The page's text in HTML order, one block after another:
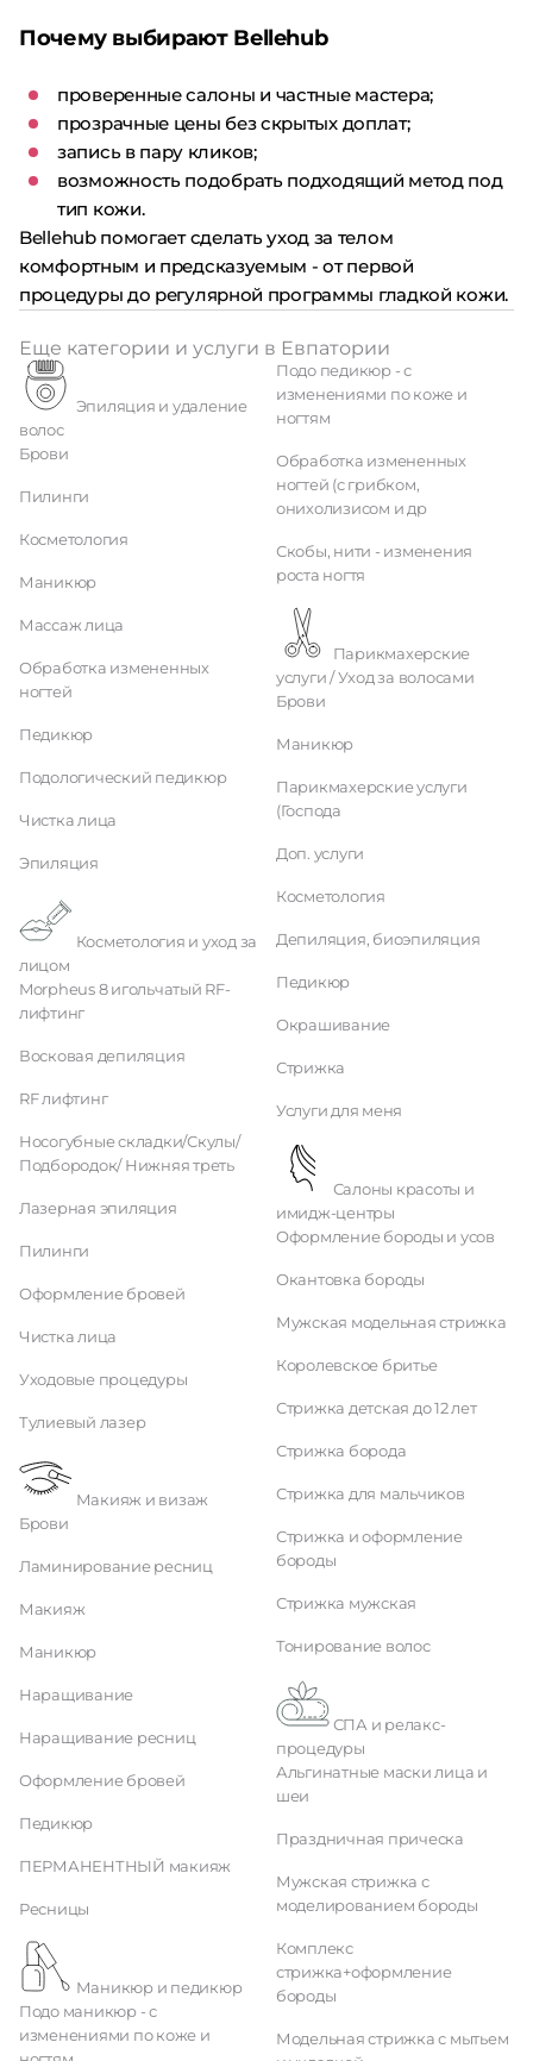
Почему выбирают Bellehub
проверенные салоны и частные мастера;
прозрачные цены без скрытых доплат;
запись в пару кликов;
возможность подобрать подходящий метод под
тип кожи.
Bellehub помогает сделать уход за телом
комфортным и предсказуемым - от первой
процедуры до регулярной программы гладкой кожи.
Еще категории и услуги в Евпатории
волос
Брови
Пилинги
Косметология
Маникюр
Массаж лица
Обработка измененных
ногтей
Педикюр
Подологический педикюр
Чистка лица
Эпиляция
лицом
Morpheus 8 игольчатый RF-
лифтинг
Восковая депиляция
RF лифтинг
Носогубные складки/Скулы/
Подбородок/ Нижняя треть
Лазерная эпиляция
Пилинги
Оформление бровей
Чистка лица
Уходовые процедуры
Тулиевый лазер
Макияж и визаж
Брови
Ламинирование ресниц
Макияж
Маникюр
Наращивание
Наращивание ресниц
Оформление бровей
Педикюр
ПЕРМАНЕНТНЫЙ макияж
Ресницы
Маникюр и педикюр
Подо маникюр - с
изменениями по коже и
Подо педикюр - с
изменениями по коже и
ногтям
Обработка измененных
ногтей (с грибком,
онихолизисом и др
Скобы, нити - изменения
роста ногтя
услуги / Уход за волосами
Брови
Маникюр
Парикмахерские услуги
(Господа
Доп. услуги
Косметология
Депиляция, биоэпиляция
Педикюр
Окрашивание
Стрижка
Услуги для меня
имидж-центры
Оформление бороды и усов
Окантовка бороды
Мужская модельная стрижка
Королевское бритье
Стрижка детская до 12 лет
Стрижка борода
Стрижка для мальчиков
Стрижка и оформление
бороды
Стрижка мужская
Тонирование волос
процедуры
Альгинатные маски лица и
шеи
Праздничная прическа
Мужская стрижка с
моделированием бороды
Комплекс
стрижка+оформление
бороды
Модельная стрижка с мытьем